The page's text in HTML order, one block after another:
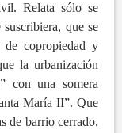
Relata sólo se
que se
copropiedad y
la urbanización
con una somera
María II”. Que
de barrio cerrado,